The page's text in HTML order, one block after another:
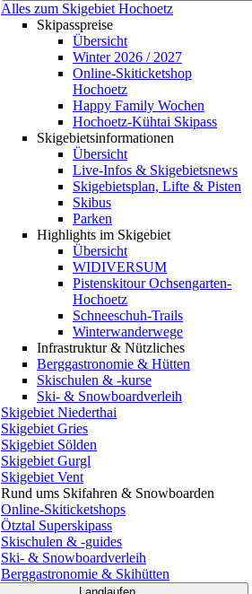
Alles zum Skigebiet Hochoetz
Skipasspreise
Übersicht
Winter 2026 / 2027
Online-Skiticketshop
Hochoetz
Happy Family Wochen
Hochoetz-Kühtai Skipass
Skigebietsinformationen
Übersicht
Live-Infos & Skigebietsnews
Skigebietsplan, Lifte & Pisten
Skibus
Parken
Highlights im Skigebiet
Übersicht
WIDIVERSUM
Pistenskitour Ochsengarten-
Hochoetz
Schneeschuh-Trails
Winterwanderwege
Infrastruktur & Nützliches
Berggastronomie & Hütten
Skischulen & -kurse
Ski- & Snowboardverleih
Skigebiet Niederthai
Skigebiet Gries
Skigebiet Sölden
Skigebiet Gurgl
Skigebiet Vent
Rund ums Skifahren & Snowboarden
Online-Skiticketshops
Ötztal Superskipass
Skischulen & -guides
Ski- & Snowboardverleih
Berggastronomie & Skihütten